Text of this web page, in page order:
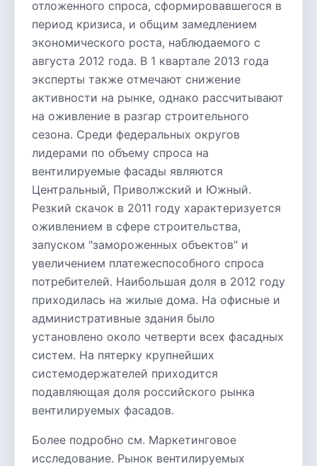
отложенного спроса, сформировавшегося в
период кризиса, и общим замедлением
экономического роста, наблюдаемого с
августа 2012 года. В 1 квартале 2013 года
эксперты также отмечают снижение
активности на рынке, однако рассчитывают
на оживление в разгар строительного
сезона. Среди федеральных округов
лидерами по объему спроса на
вентилируемые фасады являются
Центральный, Приволжский и Южный.
Резкий скачок в 2011 году характеризуется
оживлением в сфере строительства,
запуском "замороженных объектов" и
увеличением платежеспособного спроса
потребителей. Наибольшая доля в 2012 году
приходилась на жилые дома. На офисные и
административные здания было
установлено около четверти всех фасадных
систем. На пятерку крупнейших
системодержателей приходится
подавляющая доля российского рынка
вентилируемых фасадов.
Более подробно см. Маркетинговое
исследование. Рынок вентилируемых